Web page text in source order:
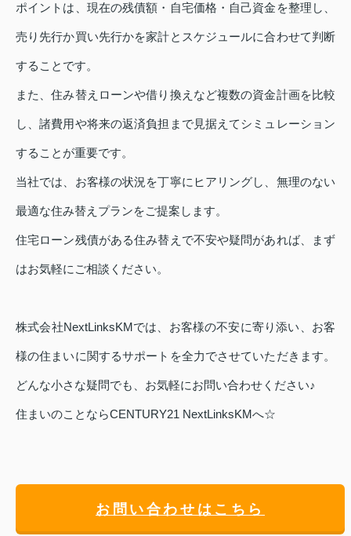
ポイントは、現在の残債額・自宅価格・自己資金を整理し、
売り先行か買い先行かを家計とスケジュールに合わせて判断
することです。
また、住み替えローンや借り換えなど複数の資金計画を比較
し、諸費用や将来の返済負担まで見据えてシミュレーション
することが重要です。
当社では、お客様の状況を丁寧にヒアリングし、無理のない
最適な住み替えプランをご提案します。
住宅ローン残債がある住み替えで不安や疑問があれば、まず
はお気軽にご相談ください。
株式会社NextLinksKMでは、お客様の不安に寄り添い、お客
様の住まいに関するサポートを全力でさせていただきます。
どんな小さな疑問でも、お気軽にお問い合わせください♪
住まいのことならCENTURY21 NextLinksKMへ☆
お問い合わせはこちら